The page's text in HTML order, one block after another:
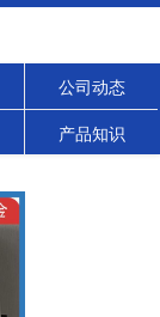
公司动态
产品知识